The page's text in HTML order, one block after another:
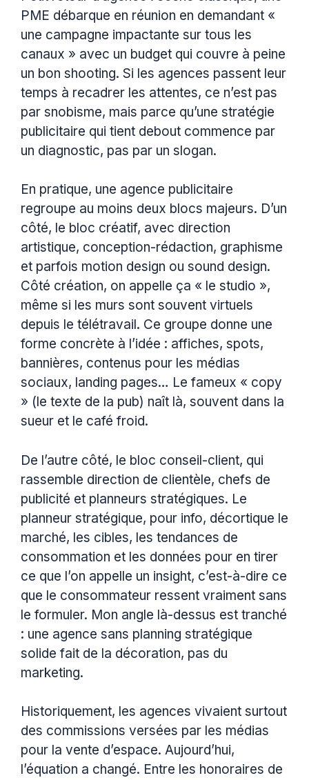
PME débarque en réunion en demandant «
une campagne impactante sur tous les
canaux » avec un budget qui couvre à peine
un bon shooting. Si les agences passent leur
temps à recadrer les attentes, ce n’est pas
par snobisme, mais parce qu’une stratégie
publicitaire qui tient debout commence par
un diagnostic, pas par un slogan.
En pratique, une agence publicitaire
regroupe au moins deux blocs majeurs. D’un
côté, le bloc créatif, avec direction
artistique, conception-rédaction, graphisme
et parfois motion design ou sound design.
Côté création, on appelle ça « le studio »,
même si les murs sont souvent virtuels
depuis le télétravail. Ce groupe donne une
forme concrète à l’idée : affiches, spots,
bannières, contenus pour les médias
sociaux, landing pages… Le fameux « copy
» (le texte de la pub) naît là, souvent dans la
sueur et le café froid.
De l’autre côté, le bloc conseil-client, qui
rassemble direction de clientèle, chefs de
publicité et planneurs stratégiques. Le
planneur stratégique, pour info, décortique le
marché, les cibles, les tendances de
consommation et les données pour en tirer
ce que l’on appelle un insight, c’est-à-dire ce
que le consommateur ressent vraiment sans
le formuler. Mon angle là-dessus est tranché
: une agence sans planning stratégique
solide fait de la décoration, pas du
marketing.
Historiquement, les agences vivaient surtout
des commissions versées par les médias
pour la vente d’espace. Aujourd’hui,
l’équation a changé. Entre les honoraires de